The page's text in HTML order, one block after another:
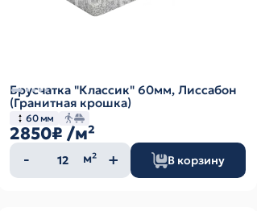
Брусчатка "Классик" 60мм, Лиссабон
(Гранитная крошка)
60 мм
2850₽ /м²
Количество
товара
м² В корзину